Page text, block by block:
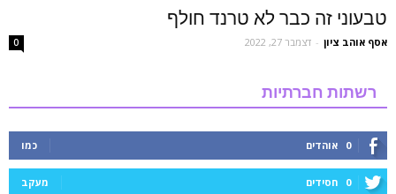
טבעוני זה כבר לא טרנד חולף
אסף אוהב ציון - דצמבר 27, 2022 0
רשתות חברתיות
0 אוהדים כמו
0 חסידים מעקב